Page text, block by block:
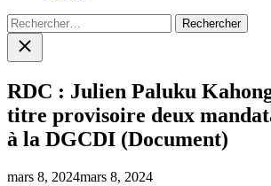
Rechercher :
Close
search
RDC : Julien Paluku
titre provisoire deux
à la DGCDI (Document)
mars 8, 2024mars 8, 2024